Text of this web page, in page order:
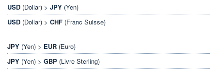
USD (Dollar) > JPY (Yen)
USD (Dollar) > CHF (Franc Suisse)
JPY (Yen) > EUR (Euro)
JPY (Yen) > GBP (Livre Sterling)